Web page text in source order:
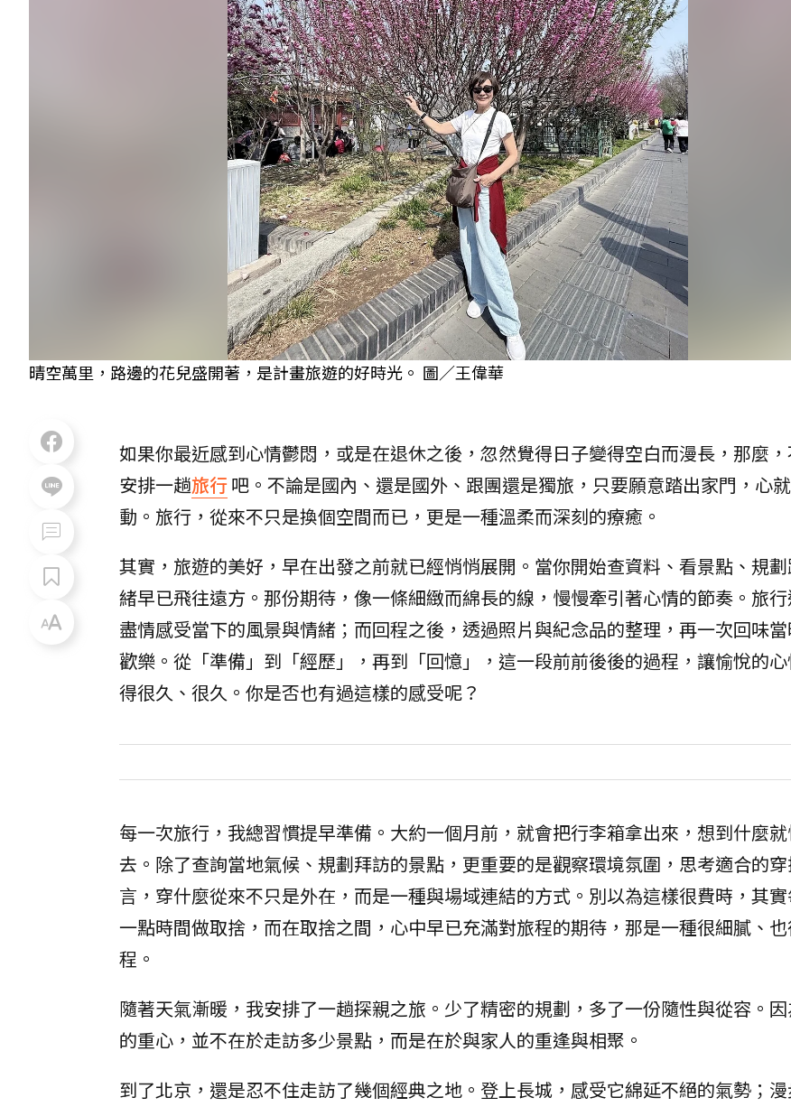
晴空萬里，路邊的花兒盛開著，是計畫旅遊的好時光。 圖／王偉華
如果你最近感到心情鬱悶，或是在退休之後，忽然覺得日子變得空白而漫長，那麼
安排一趟旅行吧。不論是國內、還是國外、跟團還是獨旅，只要願意踏出家門，心
動。旅行，從來不只是換個空間而已，更是一種溫柔而深刻的療癒。
其實，旅遊的美好，早在出發之前就已經悄悄展開。當你開始查資料、看景點、規
緒早已飛往遠方。那份期待，像一條細緻而綿長的線，慢慢牽引著心情的節奏。旅
盡情感受當下的風景與情緒；而回程之後，透過照片與紀念品的整理，再一次回味
歡樂。從「準備」到「經歷」，再到「回憶」，這一段前前後後的過程，讓愉悅的
得很久、很久。你是否也有過這樣的感受呢？
每一次旅行，我總習慣提早準備。大約一個月前，就會把行李箱拿出來，想到什麼
去。除了查詢當地氣候、規劃拜訪的景點，更重要的是觀察環境氛圍，思考適合的
言，穿什麼從來不只是外在，而是一種與場域連結的方式。別以為這樣很費時，其
一點時間做取捨，而在取捨之間，心中早已充滿對旅程的期待，那是一種很細膩、
程。
隨著天氣漸暖，我安排了一趟探親之旅。少了精密的規劃，多了一份隨性與從容。
的重心，並不在於走訪多少景點，而是在於與家人的重逢與相聚。
到了北京，還是忍不住走訪了幾個經典之地。登上長城，感受它綿延不絕的氣勢；漫